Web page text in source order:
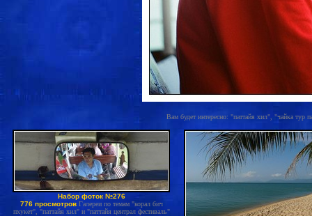
Вам будет интересно: "паттайя хил", "чайка
Набор фоток №276
776 просмотров Галереи по темам "корал бич
пхукет", "паттайя хил" и "паттайя централ фестиваль"